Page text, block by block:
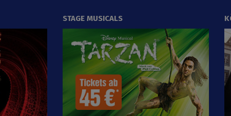
STAGE MUSICALS